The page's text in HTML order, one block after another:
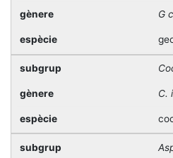
G
C.